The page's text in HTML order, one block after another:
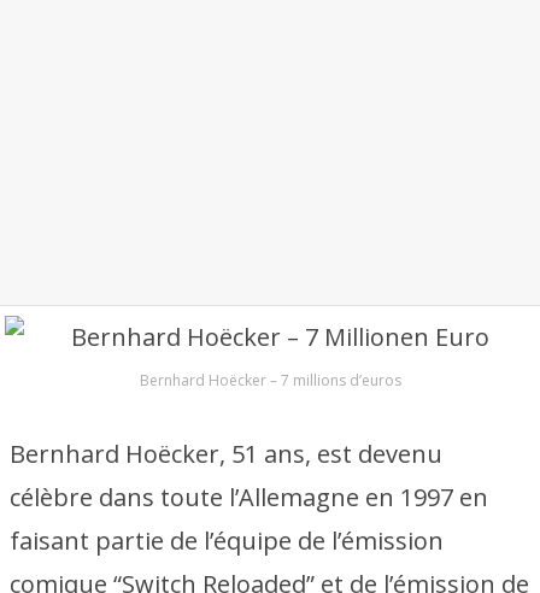
Bernhard Hoëcker – 7 millions d’euros
Bernhard Hoëcker, 51 ans, est devenu
célèbre dans toute l’Allemagne en 1997 en
faisant partie de l’équipe de l’émission
comique “Switch Reloaded” et de l’émission de